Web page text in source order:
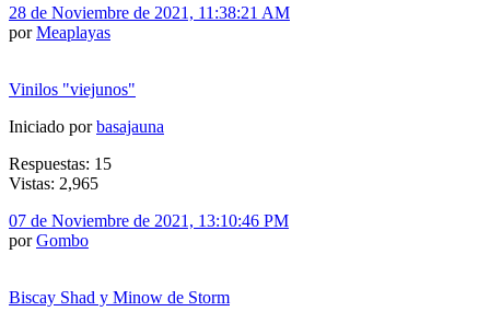
28 de Noviembre de 2021, 11:38:21 AM
porMeaplayas
Vinilos "viejunos"
Iniciado porbasajauna
Respuestas: 15
Vistas: 2,965
07 de Noviembre de 2021, 13:10:46 PM
porGombo
Biscay Shad y Minow de Storm